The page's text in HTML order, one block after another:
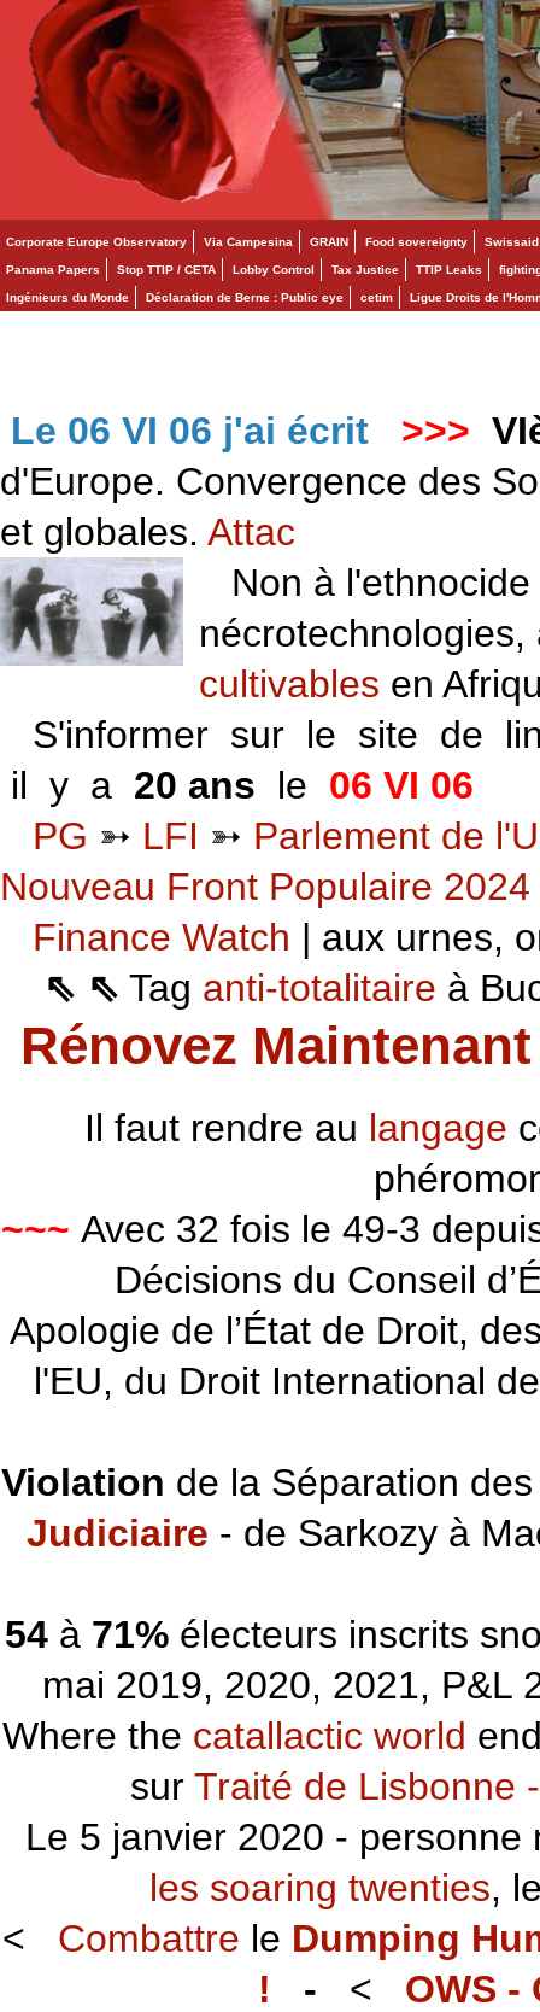
Corporate Europe Observatory Via Campesina GRAIN Food sovereignty Swissaid
Panama Papers Stop TTIP / CETA Lobby Control Tax Justice TTIP Leaks
Ingénieurs du Monde Déclaration de Berne : Public eye cetim Ligue Droits de
Le 06 VI 06 j'ai écrit >>>
d'Europe. Convergence des
et globales. Attac
Non à l'ethnocide
cultivables en
S'informer sur le site de
il y a 20 ans le 06 VI 06
PG ➳ LFI ➳ Parlement de
Nouveau Front Populaire 2024
Finance Watch | aux urnes,
⇖ ⇖ Tag anti-totalitaire à
Rénovez
Il faut rendre au langage
~~~ Avec 32 fois le 49-3
Décisions du Conseil
Apologie de l’État de Droit,
l'EU, du Droit International
Violation de la Séparation
Judiciaire - de Sarkozy à
54à 71%électeurs inscrits
mai 2019, 2020, 2021, P&L
Where the catallactic world
sur Traité de Lisbonne
Le 5 janvier 2020 -
les soaring twenties,
< Combattre le Dumping
! - < OWS -